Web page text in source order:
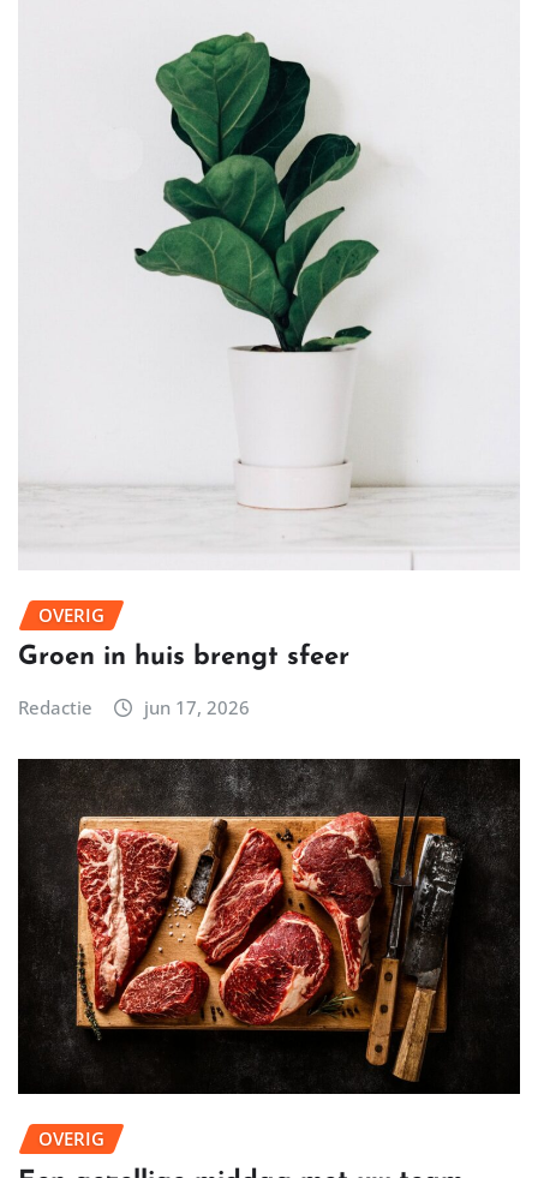
OVERIG
Groen in huis brengt sfeer
Redactie jun 17, 2026
OVERIG